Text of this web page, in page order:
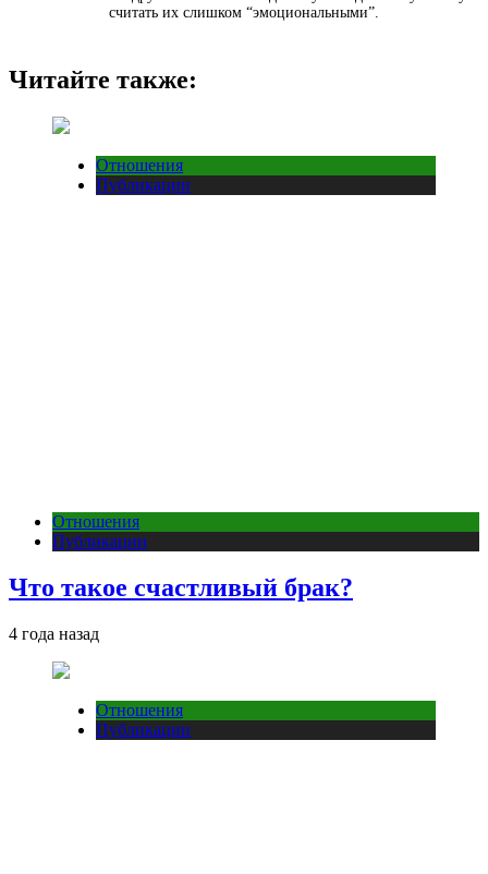
считать их слишком “эмоциональными”.
Читайте также:
Отношения
Публикации
Отношения
Публикации
Что такое счастливый брак?
4 года назад
Отношения
Публикации